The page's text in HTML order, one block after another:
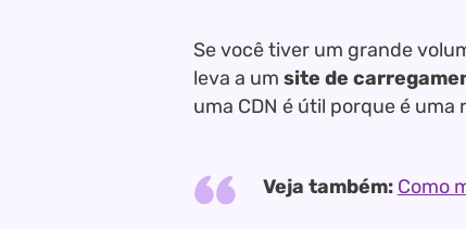
Se você tiver um grande
leva a um site de
uma CDN é útil porque é
Veja também: Como